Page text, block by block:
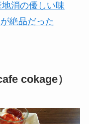
地消の優しい味
絶品だった
cokage）